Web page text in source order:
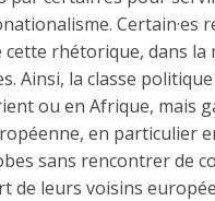
Certain·es
rhétorique, dans la
Ainsi, la classe
ou en Afrique, mais
en particulier
sans rencontrer de
de leurs voisins